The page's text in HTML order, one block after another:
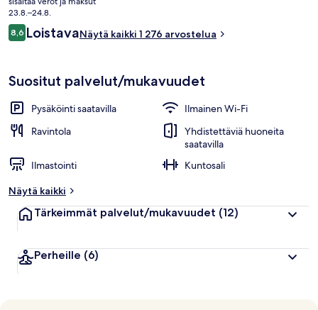
on
92 €
23.8.–24.8.
Arvostelut
8,68,6 kautta 10.
LoistavaNäytä kaikki 1 276 arvostelua
Suositut palvelut/mukavuudet
Pysäköinti saatavilla
Ilmainen Wi-Fi
Ravintola
Yhdistettäviä huoneita
saatavilla
Ilmastointi
Kuntosali
Näytä kaikki
Tärkeimmät palvelut/mukavuudet (12)
Perheille (6)